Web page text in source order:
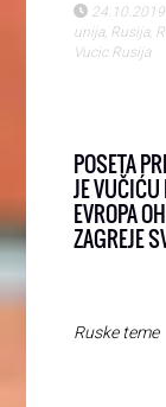
24.10.2019
unija, Rusija,
Vucic Rusija
POSETA
JE VUČIĆU
EVROPA
ZAGREJE
Ruske teme